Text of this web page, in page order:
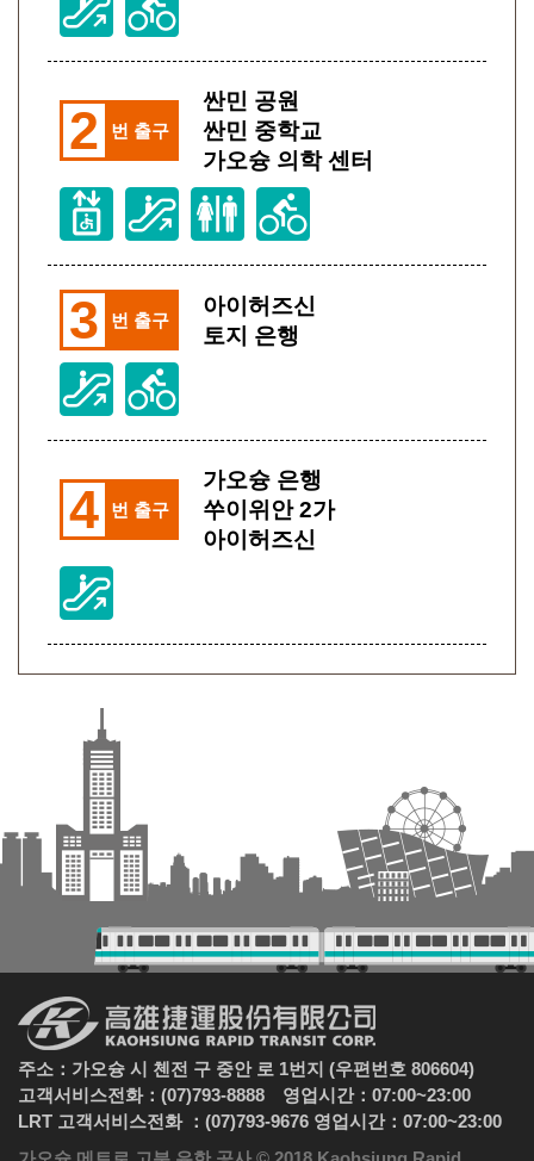
2 번 출구
싼민 공원
싼민 중학교
가오슝 의학 센터
3 번 출구
아이허즈신
토지 은행
4 번 출구
가오슝 은행
쑤이위안 2가
아이허즈신
주소：가오슝 시 첸전 구 중안 로 1번지 (우편번호 806604)
고객서비스전화：(07)793-8888 영업시간：07:00~23:00
LRT 고객서비스전화 ：(07)793-9676 영업시간：07:00~23:00